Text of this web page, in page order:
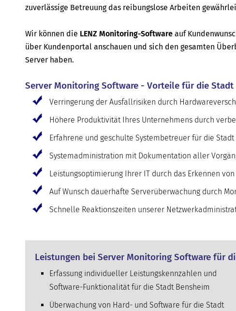
zuverlässige Betreuung das reibungslose Arbeiten
Wir können die LENZ Monitoring-Software auf
über Kundenportal anschauen und sich den gesamten
Server haben.
Server Monitoring Software - Vorteile für die Stadt
Verringerung der Ausfallrisiken durch
Höhere Produktivität Ihres Unternehmens durch
Erfahrene und geschulte Systembetreuer für die Stadt
Systemadministration mit Dokumentation aller
Leistungsoptimierung Ihrer IT durch das Erkennen
Auf Wunsch dauerhafte Serverüberwachung durch
Schnelle Reaktionszeiten unserer
Leistungen bei Server Monitoring Software für
Erfassung individueller Leistungskennzahlen und
Software-Funktionalität für die Stadt Bensheim
Überwachung von Hard- und Software für die Stadt